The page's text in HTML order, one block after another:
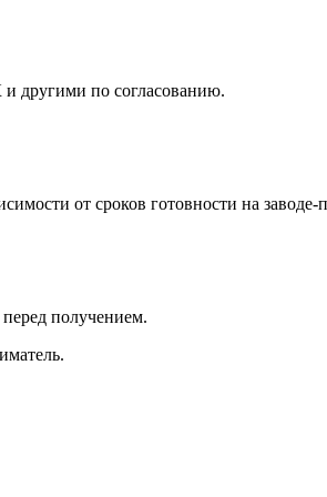
другими по согласованию.
от сроков готовности на заводе-
получением.